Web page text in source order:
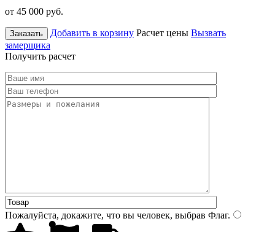
от 45 000 руб.
Заказать Добавить в корзину Расчет цены Вызвать
замерщика
Получить расчет
Пожалуйста, докажите, что вы человек, выбрав Флаг.